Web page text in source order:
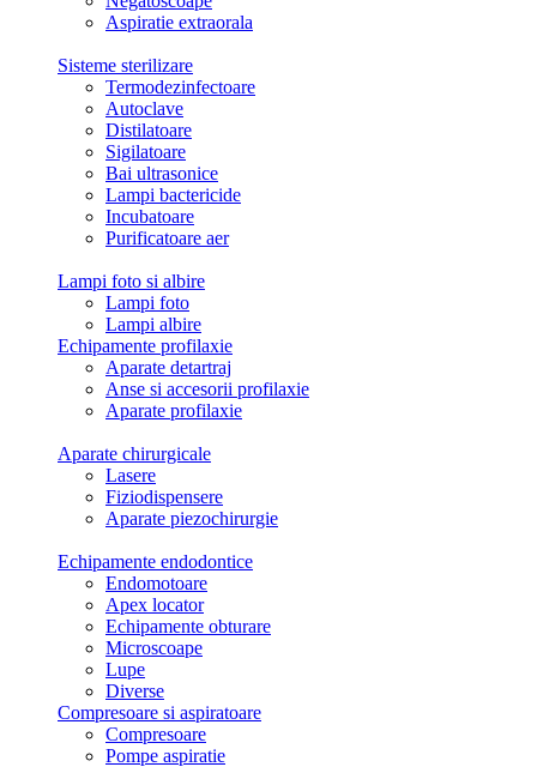
Aspiratie extraorala
Sisteme sterilizare
Termodezinfectoare
Autoclave
Distilatoare
Sigilatoare
Bai ultrasonice
Lampi bactericide
Incubatoare
Purificatoare aer
Lampi foto si albire
Lampi foto
Lampi albire
Echipamente profilaxie
Aparate detartraj
Anse si accesorii profilaxie
Aparate profilaxie
Aparate chirurgicale
Lasere
Fiziodispensere
Aparate piezochirurgie
Echipamente endodontice
Endomotoare
Apex locator
Echipamente obturare
Microscoape
Lupe
Diverse
Compresoare si aspiratoare
Compresoare
Pompe aspiratie